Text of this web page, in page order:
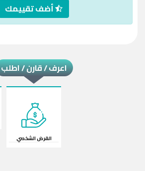
أضف تقييمك
اعرف / قارن / اطلب
القرض الشخصي